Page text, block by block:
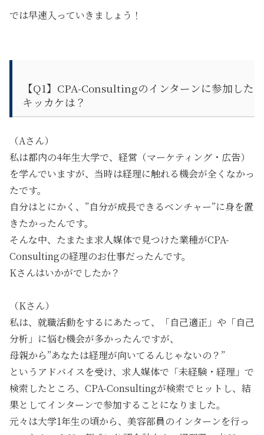
では早速入っていきましょう！
【Q1】CPA-Consultingのインターンに参加した
キッカケは？
（Aさん）
私は都内の4年生大学で、経営（マーケティング・広告）
を学んでいますが、当時は経理に触れる機会が全くなかっ
たです。
自分はとにかく、 ”自分が成長できるベンチャー”に身を置
きたかったんです。
そんな中、たまたま求人媒体で見つけた業種がCPA-
Consultingの経理のお仕事だったんです。
Kさんはいかがでしたか？
（Kさん）
私は、就職活動をするにあたって、「自己適正」や「自己
分析」に悩む機会が多かったんですが、
母親から”あなたは経理が向いてるんじゃないの？”
というアドバイスを受け、求人媒体で「未経験・経理」で
検索したところ、CPA-Consultingが検索でヒットし、結
果としてインターンで参加することになりました。
元々は大学1年生の頃から、美容部員のインターンを行っ